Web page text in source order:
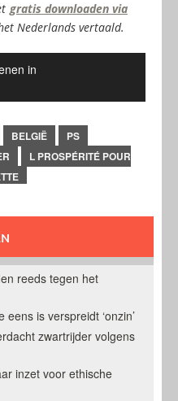
gratis downloaden via
Nederlands vertaald.
in
BELGIË
PS
L PROSPÉRITÉ POUR
reeds tegen het
is verspreidt ‘onzin’
zwartrijder volgens
inzet voor ethische